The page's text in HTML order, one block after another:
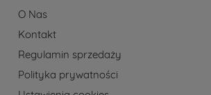
O Nas
Kontakt
Regulamin sprzedaży
Polityka prywatności